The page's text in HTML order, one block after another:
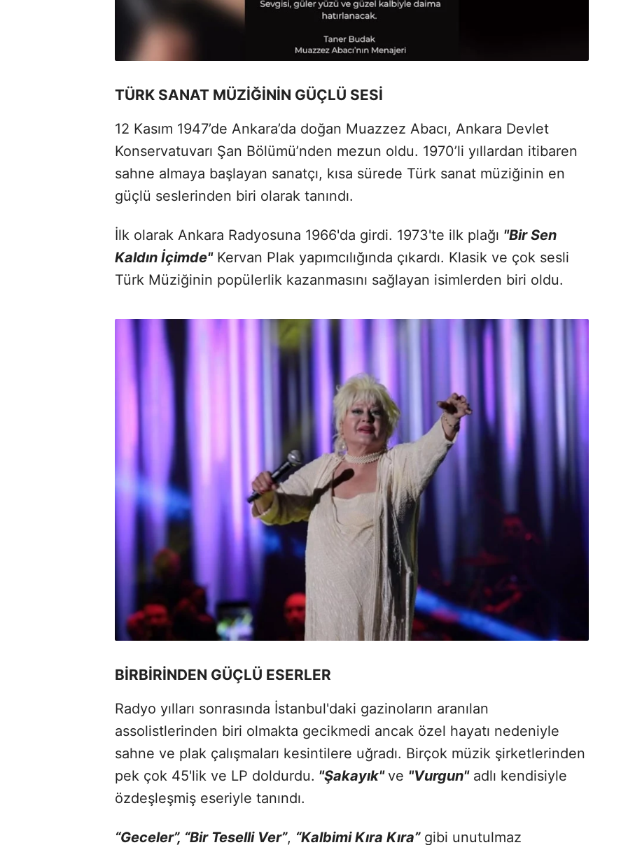
TÜRK SANAT MÜZİĞİNİN GÜÇLÜ SESİ
12 Kasım 1947’de Ankara’da doğan Muazzez Abacı, Ankara Devlet
Konservatuvarı Şan Bölümü’nden mezun oldu. 1970’li yıllardan itibaren
sahne almaya başlayan sanatçı, kısa sürede Türk sanat müziğinin en
güçlü seslerinden biri olarak tanındı.
İlk olarak Ankara Radyosuna 1966'da girdi. 1973'te ilk plağı "Bir Sen
Kaldın İçimde"Kervan Plak yapımcılığında çıkardı. Klasik ve çok sesli
Türk Müziğinin popülerlik kazanmasını sağlayan isimlerden biri oldu.
BİRBİRİNDEN GÜÇLÜ ESERLER
Radyo yılları sonrasında İstanbul'daki gazinoların aranılan
assolistlerinden biri olmakta gecikmedi ancak özel hayatı nedeniyle
sahne ve plak çalışmaları kesintilere uğradı. Birçok müzik şirketlerinden
pek çok 45'lik ve LP doldurdu. "Şakayık"ve "Vurgun"adlı kendisiyle
özdeşleşmiş eseriyle tanındı.
“Geceler”, “Bir Teselli Ver”, “Kalbimi Kıra Kıra”gibi unutulmaz